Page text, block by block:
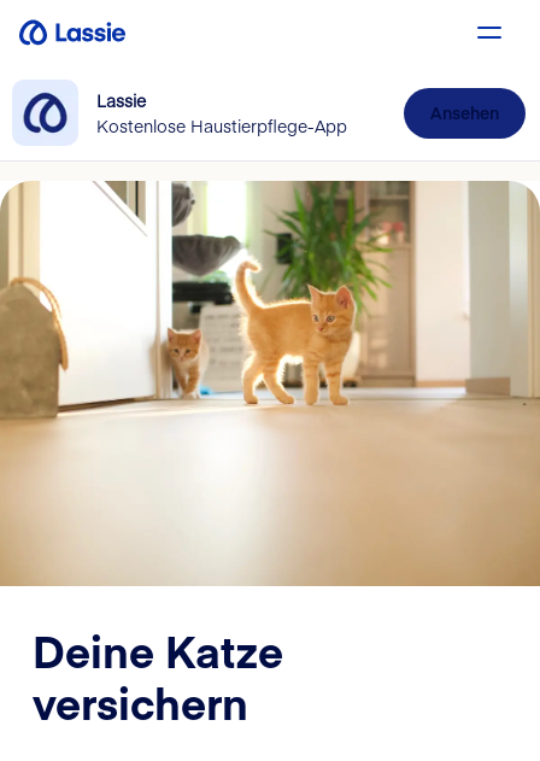
Lassie
Kostenlose Haustierpflege-App
Ansehen
Deine Katze
versichern